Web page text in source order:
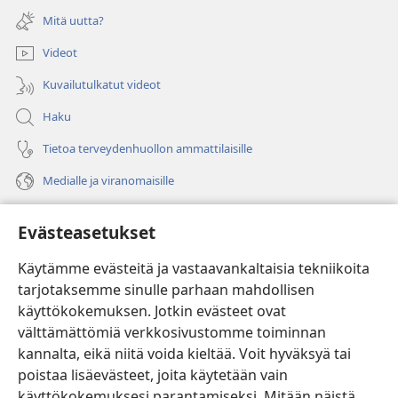
Evästeasetukset
Käytämme evästeitä ja vastaavankaltaisia tekniikoita
tarjotaksemme sinulle parhaan mahdollisen
käyttökokemuksen. Jotkin evästeet ovat
välttämättömiä verkkosivustomme toiminnan
kannalta, eikä niitä voida kieltää. Voit hyväksyä tai
poistaa lisäevästeet, joita käytetään vain
uuden
ikkunan)
Mitä uutta?
Videot
Kuvailutulkatut videot
Haku
Tietoa terveydenhuollon ammattilaisille
Medialle ja viranomaisille
(avaa
uuden
ikkunan)Vartiotornin VERKKOKIRJASTO
(avaa
uuden
ikkunan)JW Hub
(avaa
uuden
ikkunan)
®